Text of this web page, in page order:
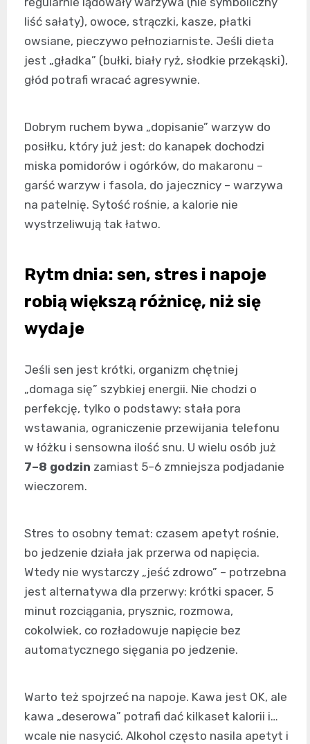
liść sałaty), owoce, strączki, kasze, płatki
owsiane, pieczywo pełnoziarniste. Jeśli dieta
jest „gładka” (bułki, biały ryż, słodkie przekąski),
głód potrafi wracać agresywnie.
Dobrym ruchem bywa „dopisanie” warzyw do
posiłku, który już jest: do kanapek dochodzi
miska pomidorów i ogórków, do makaronu –
garść warzyw i fasola, do jajecznicy – warzywa
na patelnię. Sytość rośnie, a kalorie nie
wystrzeliwują tak łatwo.
Rytm dnia: sen, stres i napoje
robią większą różnicę, niż się
wydaje
Jeśli sen jest krótki, organizm chętniej
„domaga się” szybkiej energii. Nie chodzi o
perfekcję, tylko o podstawy: stała pora
wstawania, ograniczenie przewijania telefonu
w łóżku i sensowna ilość snu. U wielu osób już
7–8 godzin zamiast 5–6 zmniejsza podjadanie
wieczorem.
Stres to osobny temat: czasem apetyt rośnie,
bo jedzenie działa jak przerwa od napięcia.
Wtedy nie wystarczy „jeść zdrowo” – potrzebna
jest alternatywa dla przerwy: krótki spacer, 5
minut rozciągania, prysznic, rozmowa,
cokolwiek, co rozładowuje napięcie bez
automatycznego sięgania po jedzenie.
Warto też spojrzeć na napoje. Kawa jest OK, ale
kawa „deserowa” potrafi dać kilkaset kalorii i…
wcale nie nasycić. Alkohol często nasila apetyt i